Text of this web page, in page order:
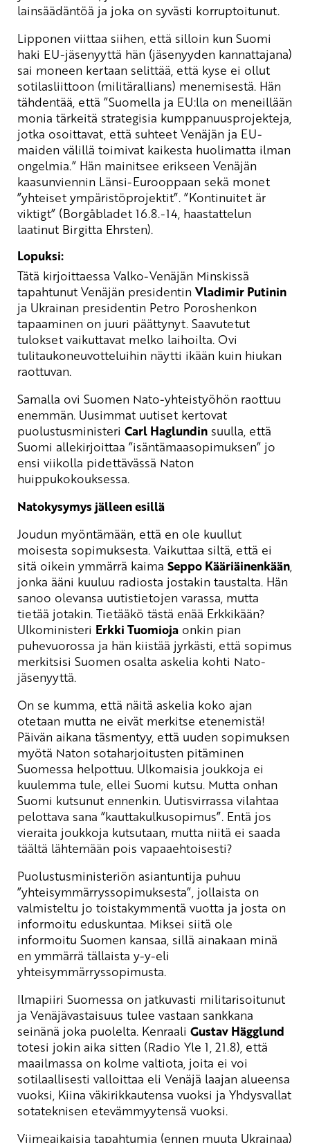
lainsäädäntöä ja joka on syvästi korruptoitunut.
Lipponen viittaa siihen, että silloin kun Suomi
haki EU-jäsenyyttä hän (jäsenyyden kannattajana)
sai moneen kertaan selittää, että kyse ei ollut
sotilasliittoon (militärallians) menemisestä. Hän
tähdentää, että ”Suomella ja EU:lla on meneillään
monia tärkeitä strategisia kumppanuusprojekteja,
jotka osoittavat, että suhteet Venäjän ja EU-
maiden välillä toimivat kaikesta huolimatta ilman
ongelmia.” Hän mainitsee erikseen Venäjän
kaasunviennin Länsi-Eurooppaan sekä monet
”yhteiset ympäristöprojektit”. ”Kontinuitet är
viktigt” (Borgåbladet 16.8.-14, haastattelun
laatinut Birgitta Ehrsten).
Lopuksi:
Tätä kirjoittaessa Valko-Venäjän Minskissä
tapahtunut Venäjän presidentin Vladimir Putinin
ja Ukrainan presidentin Petro Poroshenkon
tapaaminen on juuri päättynyt. Saavutetut
tulokset vaikuttavat melko laihoilta. Ovi
tulitaukoneuvotteluihin näytti ikään kuin hiukan
raottuvan.
Samalla ovi Suomen Nato-yhteistyöhön raottuu
enemmän. Uusimmat uutiset kertovat
puolustusministeri Carl Haglundin suulla, että
Suomi allekirjoittaa ”isäntämaasopimuksen” jo
ensi viikolla pidettävässä Naton
huippukokouksessa.
Natokysymys jälleen esillä
Joudun myöntämään, että en ole kuullut
moisesta sopimuksesta. Vaikuttaa siltä, että ei
sitä oikein ymmärrä kaima Seppo Kääriäinenkään,
jonka ääni kuuluu radiosta jostakin taustalta. Hän
sanoo olevansa uutistietojen varassa, mutta
tietää jotakin. Tietääkö tästä enää Erkkikään?
Ulkoministeri Erkki Tuomioja onkin pian
puhevuorossa ja hän kiistää jyrkästi, että sopimus
merkitsisi Suomen osalta askelia kohti Nato-
jäsenyyttä.
On se kumma, että näitä askelia koko ajan
otetaan mutta ne eivät merkitse etenemistä!
Päivän aikana täsmentyy, että uuden sopimuksen
myötä Naton sotaharjoitusten pitäminen
Suomessa helpottuu. Ulkomaisia joukkoja ei
kuulemma tule, ellei Suomi kutsu. Mutta onhan
Suomi kutsunut ennenkin. Uutisvirrassa vilahtaa
pelottava sana ”kauttakulkusopimus”. Entä jos
vieraita joukkoja kutsutaan, mutta niitä ei saada
täältä lähtemään pois vapaaehtoisesti?
Puolustusministeriön asiantuntija puhuu
”yhteisymmärryssopimuksesta”, jollaista on
valmisteltu jo toistakymmentä vuotta ja josta on
informoitu eduskuntaa. Miksei siitä ole
informoitu Suomen kansaa, sillä ainakaan minä
en ymmärrä tällaista y-y-eli
yhteisymmärryssopimusta.
Ilmapiiri Suomessa on jatkuvasti militarisoitunut
ja Venäjävastaisuus tulee vastaan sankkana
seinänä joka puolelta. Kenraali Gustav Hägglund
totesi jokin aika sitten (Radio Yle 1, 21.8), että
maailmassa on kolme valtiota, joita ei voi
sotilaallisesti valloittaa eli Venäjä laajan alueensa
vuoksi, Kiina väkirikkautensa vuoksi ja Yhdysvallat
sotateknisen etevämmyytensä vuoksi.
Viimeaikaisia tapahtumia (ennen muuta Ukrainaa)